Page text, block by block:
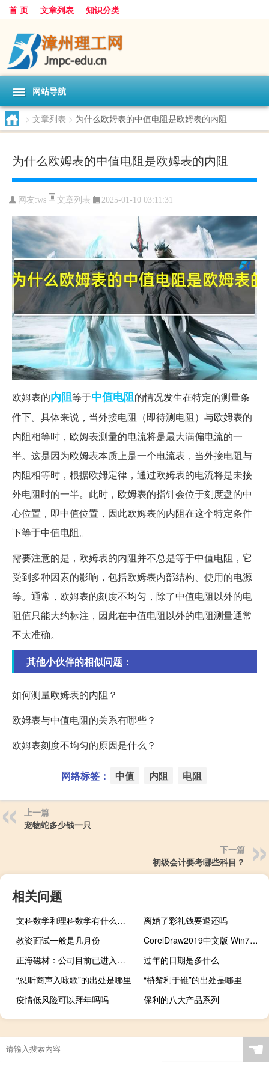
首 页 文章列表 知识分类
网站导航
> 文章列表 > 为什么欧姆表的中值电阻是欧姆表的内阻
为什么欧姆表的中值电阻是欧姆表的内阻
网友:ws 文章列表 2025-01-10 03:11:31
欧姆表的内阻等于中值电阻的情况发生在特定的测量条
件下。具体来说，当外接电阻（即待测电阻）与欧姆表的
内阻相等时，欧姆表测量的电流将是最大满偏电流的一
半。这是因为欧姆表本质上是一个电流表，当外接电阻与
内阻相等时，根据欧姆定律，通过欧姆表的电流将是未接
外电阻时的一半。此时，欧姆表的指针会位于刻度盘的中
心位置，即中值位置，因此欧姆表的内阻在这个特定条件
下等于中值电阻。
需要注意的是，欧姆表的内阻并不总是等于中值电阻，它
受到多种因素的影响，包括欧姆表内部结构、使用的电源
等。通常，欧姆表的刻度不均匀，除了中值电阻以外的电
阻值只能大约标注，因此在中值电阻以外的电阻测量通常
不太准确。
其他小伙伴的相似问题：
如何测量欧姆表的内阻？
欧姆表与中值电阻的关系有哪些？
欧姆表刻度不均匀的原因是什么？
网络标签： 中值 内阻 电阻
上一篇
宠物蛇多少钱一只
下一篇
初级会计要考哪些科目？
相关问题
文科数学和理科数学有什么区别
离婚了彩礼钱要退还吗
教资面试一般是几月份
CorelDraw2019中文版 Win7版（CorelDraw2019中文版 Win7版功能简介）
正海磁材：公司目前已进入华为供应链
过年的日期是多什么
“忍听商声入咏歌”的出处是哪里
“枿觜利于锥”的出处是哪里
疫情低风险可以拜年吗吗
保利的八大产品系列
☚